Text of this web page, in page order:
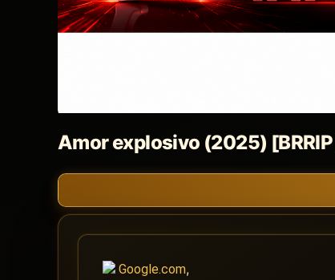
Amor explosivo (2025)
Google.com,